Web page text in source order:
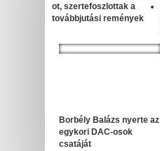
ot, szertefoszlottak a
továbbjutási remények
Borbély Balázs nyerte az
egykori DAC-osok
csatáját